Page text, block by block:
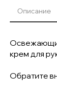
Описание
крем для
Обратите